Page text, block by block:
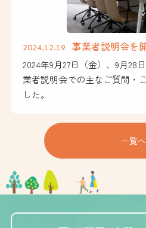
2024.12.19 事業者説明会を
2024年9月27日（金）、9月28
業者説明会での主なご質問・
した。
一覧へ